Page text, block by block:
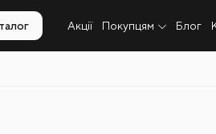
Акції Покупцям Блог